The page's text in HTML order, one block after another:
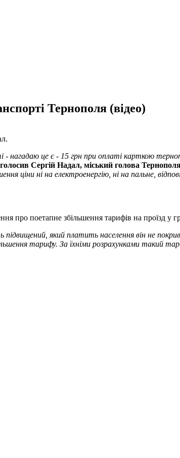
Тернополя (відео)
нагадаю це є - 15 грн при оплаті карткою
Сергій Надал, міський голова
ціни ні на електроенергію, ні на пальне,
про поетапне збільшення тарифів на проїзд у
який платить населення він не
тарифу. За їхніми розрахунками такий